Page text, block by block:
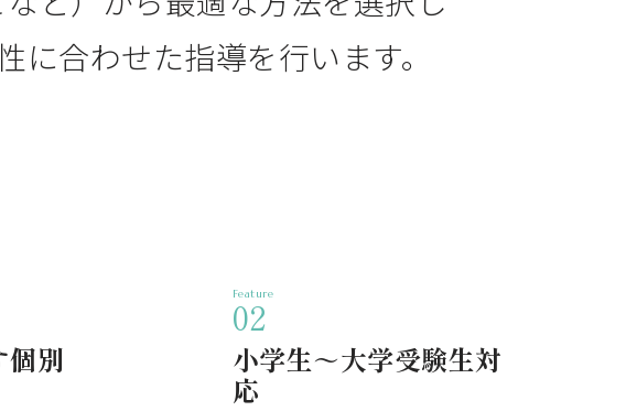
に合わせた指導を行います。
個別
Feature
02
小学生～大学受験生対
応